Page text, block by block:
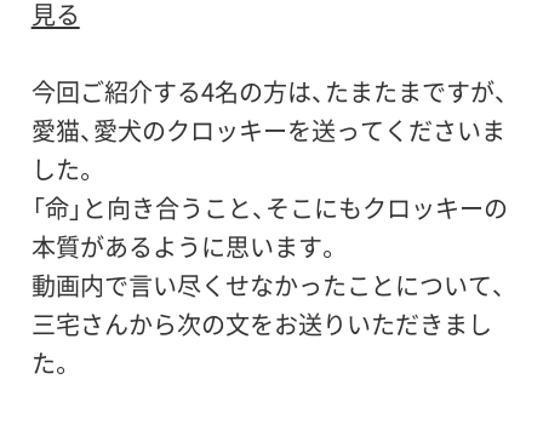
見る
今回ご紹介する4名の方は、たまたまですが、
愛猫、愛犬のクロッキーを送ってくださいま
した。
「命」と向き合うこと、そこにもクロッキーの
本質があるように思います。
動画内で言い尽くせなかったことについて、
三宅さんから次の文をお送りいただきまし
た。